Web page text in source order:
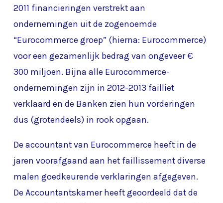
2011 financieringen verstrekt aan
ondernemingen uit de zogenoemde
“Eurocommerce groep” (hierna: Eurocommerce)
voor een gezamenlijk bedrag van ongeveer €
300 miljoen. Bijna alle Eurocommerce-
ondernemingen zijn in 2012-2013 failliet
verklaard en de Banken zien hun vorderingen
dus (grotendeels) in rook opgaan.
De accountant van Eurocommerce heeft in de
jaren voorafgaand aan het faillissement diverse
malen goedkeurende verklaringen afgegeven.
De Accountantskamer heeft geoordeeld dat de